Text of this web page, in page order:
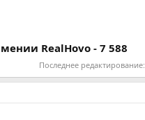
RealHovo - 7 588
Последнее редактирование: